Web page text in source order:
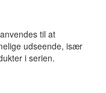
til at
udseende, især
i serien.